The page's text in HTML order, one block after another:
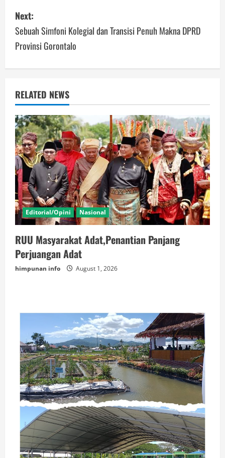
Next:
Sebuah Simfoni Kolegial dan Transisi Penuh Makna DPRD
Provinsi Gorontalo
RELATED NEWS
Editorial/Opini Nasional
RUU Masyarakat Adat,Penantian Panjang
Perjuangan Adat
himpunan info August 1, 2026